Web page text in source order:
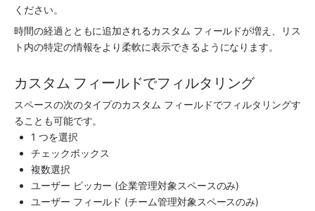
ください。
時間の経過とともに追加されるカスタム フィールドが増え、リス
ト内の特定の情報をより柔軟に表示できるようになります。
カスタム フィールドでフィルタリング
スペースの次のタイプのカスタム フィールドでフィルタリングす
ることも可能です。
1 つを選択
チェックボックス
複数選択
ユーザー ピッカー (企業管理対象 スペースのみ)
ユーザー フィールド (チーム管理対象 スペースのみ)